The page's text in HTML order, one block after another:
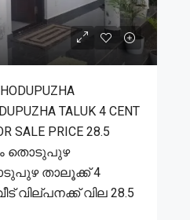
TALUK 4 CENT
SALE PRICE 28.5
തൊടുപുഴ
താലൂക്ക് 4
വില്പനക്ക് വില 28.5